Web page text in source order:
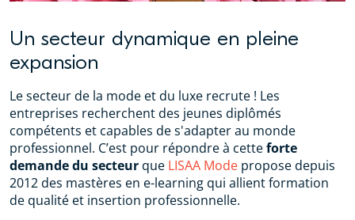
Un secteur dynamique en pleine
expansion
Le secteur de la mode et du luxe recrute ! Les
entreprises recherchent des jeunes diplômés
compétents et capables de s'adapter au monde
professionnel. C’est pour répondre à cetteforte
demande du secteur que LISAA Mode propose depuis
2012 des mastères en e-learning qui allient formation
de qualité et insertion professionnelle.